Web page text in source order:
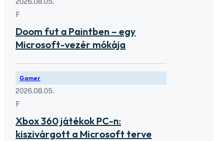
2026.08.05.
F
Doom fut a Paintben – egy
Microsoft-vezér mókája
Gamer
2026.08.05.
F
Xbox 360 játékok PC-n:
kiszivárgott a Microsoft terve